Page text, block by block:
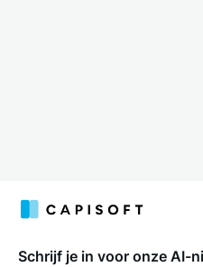
Schrijf je in voor onze AI-